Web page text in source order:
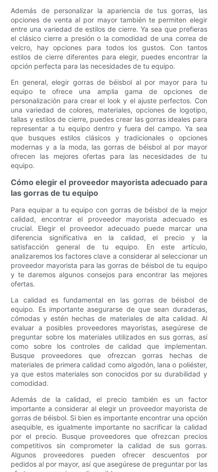
Además de personalizar la apariencia de tus gorras, las
opciones de venta al por mayor también te permiten elegir
entre una variedad de estilos de cierre. Ya sea que prefieras
el clásico cierre a presión o la comodidad de una correa de
velcro, hay opciones para todos los gustos. Con tantos
estilos de cierre diferentes para elegir, puedes encontrar la
opción perfecta para las necesidades de tu equipo.
En general, elegir gorras de béisbol al por mayor para tu
equipo te ofrece una amplia gama de opciones de
personalización para crear el look y el ajuste perfectos. Con
una variedad de colores, materiales, opciones de logotipo,
tallas y estilos de cierre, puedes crear las gorras ideales para
representar a tu equipo dentro y fuera del campo. Ya sea
que busques estilos clásicos y tradicionales o opciones
modernas y a la moda, las gorras de béisbol al por mayor
ofrecen las mejores ofertas para las necesidades de tu
equipo.
Cómo elegir el proveedor mayorista adecuado para
las gorras de tu equipo
Para equipar a tu equipo con gorras de béisbol de la mejor
calidad, encontrar el proveedor mayorista adecuado es
crucial. Elegir el proveedor adecuado puede marcar una
diferencia significativa en la calidad, el precio y la
satisfacción general de tu equipo. En este artículo,
analizaremos los factores clave a considerar al seleccionar un
proveedor mayorista para las gorras de béisbol de tu equipo
y te daremos algunos consejos para encontrar las mejores
ofertas.
La calidad es fundamental en las gorras de béisbol de
equipo. Es importante asegurarse de que sean duraderas,
cómodas y estén hechas de materiales de alta calidad. Al
evaluar a posibles proveedores mayoristas, asegúrese de
preguntar sobre los materiales utilizados en sus gorras, así
como sobre los controles de calidad que implementan.
Busque proveedores que ofrezcan gorras hechas de
materiales de primera calidad como algodón, lana o poliéster,
ya que estos materiales son conocidos por su durabilidad y
comodidad.
Además de la calidad, el precio también es un factor
importante a considerar al elegir un proveedor mayorista de
gorras de béisbol. Si bien es importante encontrar una opción
asequible, es igualmente importante no sacrificar la calidad
por el precio. Busque proveedores que ofrezcan precios
competitivos sin comprometer la calidad de sus gorras.
Algunos proveedores pueden ofrecer descuentos por
pedidos al por mayor, así que asegúrese de preguntar por las